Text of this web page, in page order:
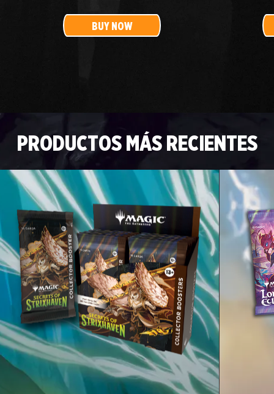
BUY NOW
PRODUCTOS MÁS RECIENTES